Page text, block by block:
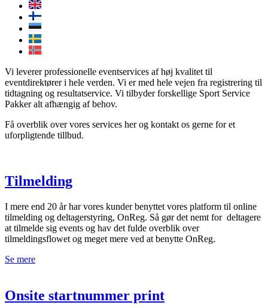
Vi leverer professionelle eventservices af høj kvalitet til
eventdirektører i hele verden. Vi er med hele vejen fra registrering til
tidtagning og resultatservice. Vi tilbyder forskellige Sport Service
Pakker alt afhængig af behov.
Få overblik over vores services her og kontakt os gerne for et
uforpligtende tillbud.
Tilmelding
I mere end 20 år har vores kunder benyttet vores platform til online
tilmelding og deltagerstyring, OnReg. Så gør det nemt for deltagere
at tilmelde sig events og hav det fulde overblik over
tilmeldingsflowet og meget mere ved at benytte OnReg.
Se mere
Onsite startnummer print